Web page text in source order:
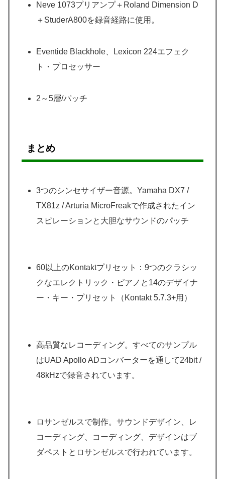
Neve 1073プリアンプ＋Roland Dimension D
＋StuderA800を録音経路に使用。
Eventide Blackhole、Lexicon 224エフェク
ト・プロセッサー
2～5層/パッチ
まとめ
3つのシンセサイザー音源。Yamaha DX7 /
TX81z / Arturia MicroFreakで作成されたイン
スピレーションと大胆なサウンドのパッチ
60以上のKontaktプリセット：9つのクラシッ
クなエレクトリック・ピアノと14のデザイナ
ー・キー・プリセット（Kontakt 5.7.3+用）
高品質なレコーディング。すべてのサンプル
はUAD Apollo ADコンバーターを通して24bit /
48kHzで録音されています。
ロサンゼルスで制作。サウンドデザイン、レ
コーディング、コーディング、デザインはブ
ダペストとロサンゼルスで行われています。